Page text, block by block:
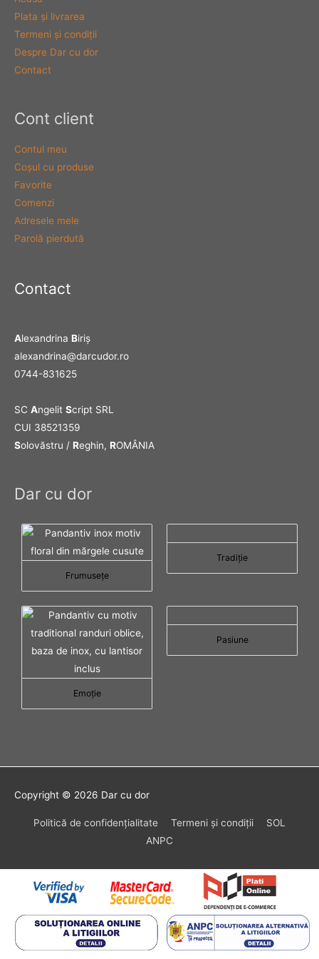
Plata şi livrarea
Termeni şi condiţii
Despre Dar cu dor
Contact
Cont client
Contul meu
Coşul cu produse
Favorite
Comenzi
Adresele mele
Parolă pierdută
Contact
Alexandrina Biriş
alexandrina@darcudor.ro
0744-831625
SC Angelit Script SRL
CUI 38521359
Solovăstru / Reghin, ROMÂNIA
Dar cu dor
Frumuseţe
Tradiţie
Emoţie
Pasiune
Copyright © 2026 Dar cu dor
Politică de confidenţialitate Termeni şi condiţii
SOL
ANPC